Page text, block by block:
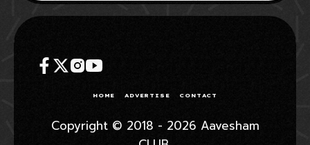
നിർണായകം
ൻ
എഐഎഫ്എ
ഫ്: വരുന്നത്
ഗോവൻ
മലബാറിൽ
നിന്നുള്ള
ബിസിനസ്
ഗ്രൂപ്പും:
HOME ADVERTISE CONTACT
Copyright © 2018 - 2026 Aavesham